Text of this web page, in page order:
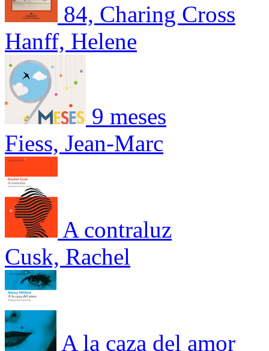
84, Charing Cross
Hanff, Helene
9 meses
Fiess, Jean-Marc
A contraluz
Cusk, Rachel
A la caza del amor